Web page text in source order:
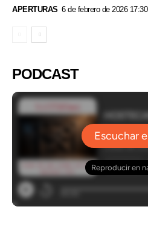
APERTURAS 6 de febrero de 2026 17:30
PODCAST